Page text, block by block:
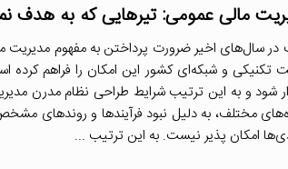
مالی عمومی: تیرهایی که به هدف
تکنیکی و شبکه‌ای کشور این امکان را فراهم
شود و به این ترتیب شرایط طراحی نظام مدرن
مختلف، به دلیل نبود فرآیندها و روندهای
امکان پذیر نیست. به این ترتیب ...